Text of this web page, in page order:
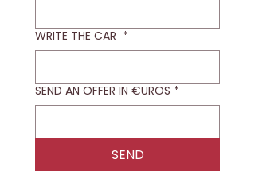
WRITE THE CAR *
SEND AN OFFER IN €UROS *
SEND